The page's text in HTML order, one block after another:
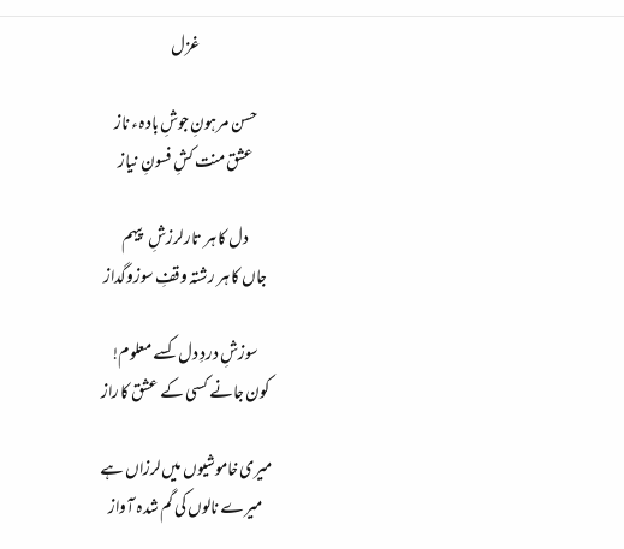
غزل
حسن مرہونِ جوشِ بادہء ناز
عشق منت کشِ فسونِ نیاز
دل کا ہر تار لرزشِ پیہم
جاں کا ہر رشتہ وقفِ سوزوگداز
سوزشِ دردِ دل کسے معلوم!
کون جانے کسی کے عشق کا راز
میری خاموشیوں میں لرزاں ہے
میرے نالوں کی گم شدہ آواز